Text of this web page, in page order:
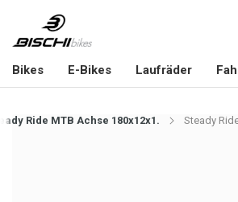
Bikes E-Bikes Laufräder
Ride MTB Achse 180x12x1. Steady